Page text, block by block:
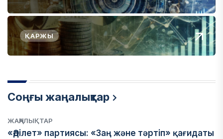
ҚАРЖЫ
Соңғы жаңалықтар
ЖАҢАЛЫҚТАР
«Әділет» партиясы: «Заң және тәртіп» қағидаты